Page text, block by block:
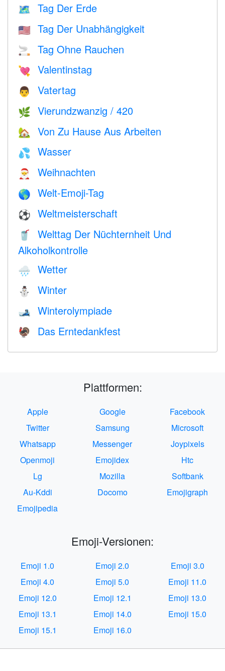
🗺️ Tag Der Erde
🇺🇸 Tag Der Unabhängigkeit
🚬 Tag Ohne Rauchen
💘 Valentinstag
👨 Vatertag
🌿 Vierundzwanzig / 420
🏡 Von Zu Hause Aus Arbeiten
💦 Wasser
🎅 Weihnachten
🌎 Welt-Emoji-Tag
⚽ Weltmeisterschaft
🥤
Welttag Der Nüchternheit Und
Alkoholkontrolle
🌧 Wetter
⛄ Winter
🎿 Winterolympiade
🦃 Das Erntedankfest
Plattformen:
Apple Google
Facebook
Twitter
Samsung
Microsoft
Whatsapp
Messenger
Joypixels
Openmoji
Emojidex
Htc
Lg
Mozilla
Softbank
Au-Kddi
Docomo
Emojigraph
Emojipedia
Emoji-Versionen:
Emoji 1.0 Emoji 2.0
Emoji 3.0
Emoji 4.0
Emoji 5.0
Emoji 11.0
Emoji 12.0
Emoji 12.1
Emoji 13.0
Emoji 13.1
Emoji 14.0
Emoji 15.0
Emoji 15.1
Emoji 16.0